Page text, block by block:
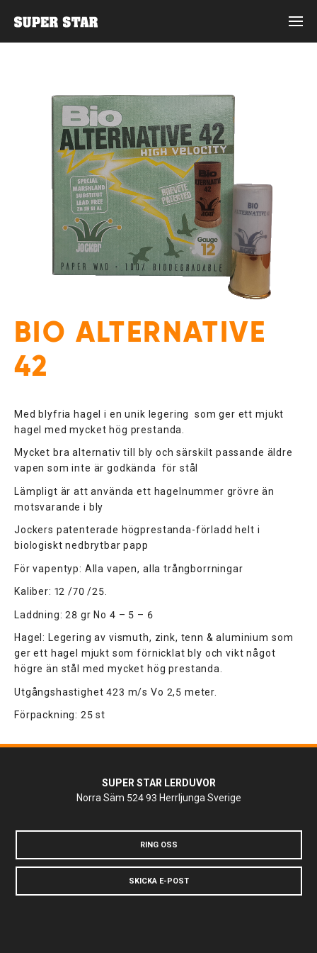
BIO ALTERNATIVE
42
Med blyfria hagel i en unik legering som ger ett mjukt
hagel med mycket hög prestanda.
Mycket bra alternativ till bly och särskilt passande äldre
vapen som inte är godkända för stål
Lämpligt är att använda ett hagelnummer grövre än
motsvarande i bly
Jockers patenterade högprestanda-förladd helt i
biologiskt nedbrytbar papp
För vapentyp: Alla vapen, alla trångborrningar
Kaliber: 12 /70 /25.
Laddning: 28 gr No 4 – 5 – 6
Hagel: Legering av vismuth, zink, tenn & aluminium som
ger ett hagel mjukt som förnicklat bly och vikt något
högre än stål med mycket hög prestanda.
Utgångshastighet 423 m/s Vo 2,5 meter.
Förpackning: 25 st
SUPER STAR LERDUVOR
Norra Säm 524 93 Herrljunga Sverige
RING OSS
SKICKA E-POST